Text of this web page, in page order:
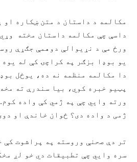
مکالمه د داستان د متن ښکاره او
داسې چې مکالمه داستان مخته
ورځ مې د نړیوالې دوهمې جګړې
یو بوډا بزګر په کراچۍ کې له
دا مکالمه منظمه نه ده، یوځل
پټیو خبره کوي، بیا سندرې ته
ورته وایي چې په ژمي کې واده
ژمی د واده دی؟ ځوان خاندې او
تر دې صحنې وروسته په پراشوت کې
سره وایي چې تطبیقات دي خو لږ